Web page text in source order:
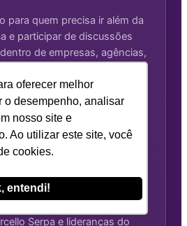
oferecer melhor
o desempenho, analisar
nosso site e
Ao utilizar este site, você
cookies.
entendi!
para quem precisa ir além da
e participar de discussões
de empresas, agências,
de formação executiva,
Serpa e lideranças do